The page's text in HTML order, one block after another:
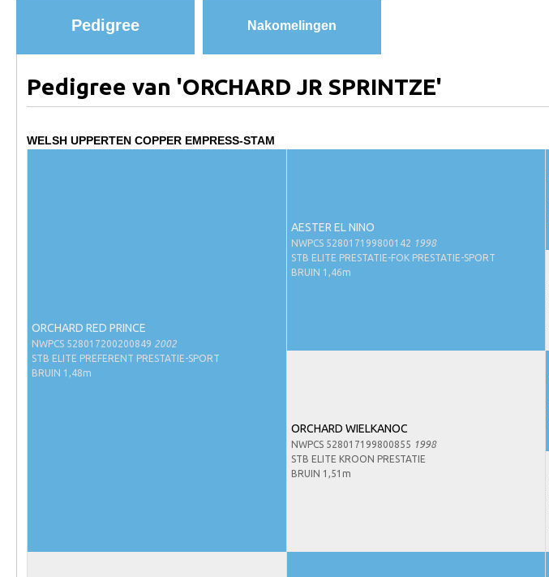
Informatie overschrijven paspoort
Animal Health Regulation
Gids voor Goede Praktijken
Marktplaats
Hengstenkeuring
Regionale Keuringen
Pedigree Nakomelingen
Pedigree van 'ORCHARD JR SPRINTZE'
WELSH UPPERTEN COPPER EMPRESS-STAM
ORCHARD RED PRINCE
NWPCS 528017200200849 2002
STB ELITE PREFERENT PRESTATIE-SPORT
BRUIN 1,48m
AESTER EL NINO
NWPCS 528017199800142 1998
STB ELITE PRESTATIE-FOK PRESTATIE-SPORT
BRUIN 1,46m
ORCHARD WIELKANOC
NWPCS 528017199800855 1998
STB ELITE KROON PRESTATIE
BRUIN 1,51m